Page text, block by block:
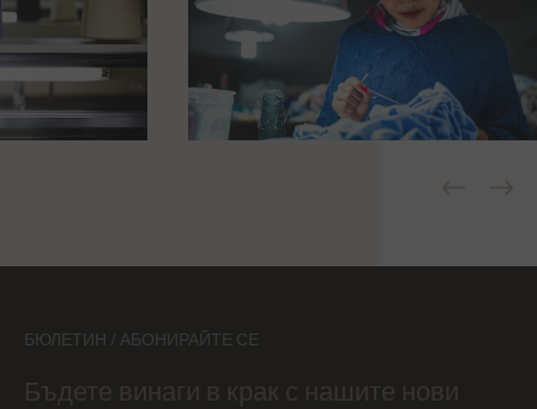
БЮЛЕТИН / АБОНИРАЙТЕ СЕ
Бъдете винаги в крак с нашите нови